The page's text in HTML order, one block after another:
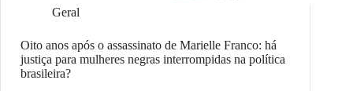
Geral
Oito anos após o assassinato de Marielle Franco: há
justiça para mulheres negras interrompidas na política
brasileira?